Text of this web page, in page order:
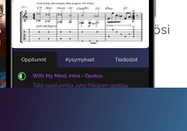
koko sisältömme käyttöösi
ajaksi.